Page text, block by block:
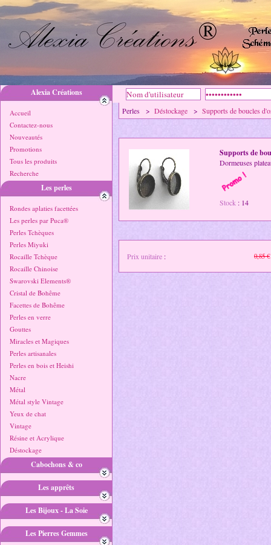
Alexia Créations
Accueil
Contactez-nous
Nouveautés
Promotions
Tous les produits
Recherche
Les perles
Rondes aplaties facettées
Les perles par Puca®
Perles Tchèques
Perles Miyuki
Rocaille Tchèque
Rocaille Chinoise
Swarovski Elements®
Cristal de Bohême
Facettes de Bohême
Perles en verre
Gouttes
Miracles et Magiques
Perles artisanales
Perles en bois et Heishi
Nacre
Métal
Métal style Vintage
Yeux de chat
Vintage
Résine et Acrylique
Déstockage
Cabochons & co
Les apprêts
Les Bijoux - La Soie
Les Pierres Gemmes
Perles > Déstockage > Supports de boucles
Supports de
Dormeuses
Stock : 14
Prix unitaire : 0,85 €